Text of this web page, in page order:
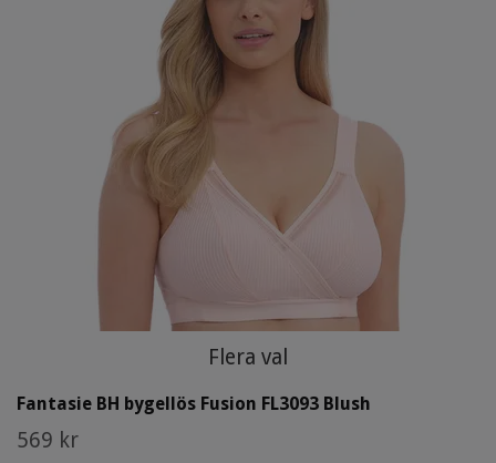
Flera val
Fantasie BH bygellös Fusion FL3093 Blush
569 kr